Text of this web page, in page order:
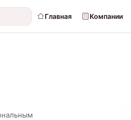
Главная Компании